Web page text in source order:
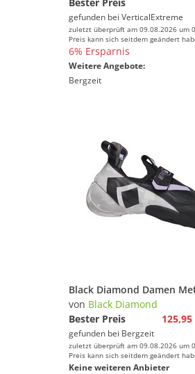
gefunden bei VerticalExtreme
zuletzt überprüft am 09.08.2026 um
Preis kann sich seitdem geändert
6% Ersparnis
Weitere Angebote:
Bergzeit
von Black Diamond
Bester Preis
125,95
gefunden bei Bergzeit
zuletzt überprüft am 09.08.2026 um
Preis kann sich seitdem geändert
Keine weiteren Anbieter